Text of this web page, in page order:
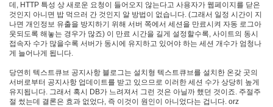
데, HTTP 특성 상 새로운 요청이 들어오지 않는다고 사용자가 웹페이지를 닫은
것인지 아니면 밥 먹으러 간 것인지 알 방법이 없습니다. (그래서 일정 시간이 지
나면 개인정보 유출을 방지하기 위해 서버 쪽에서 세션을 만료시켜 자동 로그아
웃되도록 해놓는 경우가 많죠) 이 만료 시간을 길게 설정할수록, 사이트의 동시
접속자 수가 많을수록 서버가 동시에 유지하고 있어야 하는 세션 개수가 엄청나
게 늘어나게 됩니다.
당연히 텍스트큐브 공지사항 블로그는 설치형 텍스트큐브를 설치한 온갖 곳의
서버로부터 공지사항 업데이트를 받고 있으므로 이러한 세션 수가 상당히 높게
유지됩니다. 그래서 혹시 DB가 느려져서 그런 것은 아닐까 했던 것이죠. 주절주
절 썼는데 결론은 효과 없었다, 즉 이것이 원인이 아니었다는 겁니다. orz
weblog
recursion
긴
장
communication
역
할
갈
등